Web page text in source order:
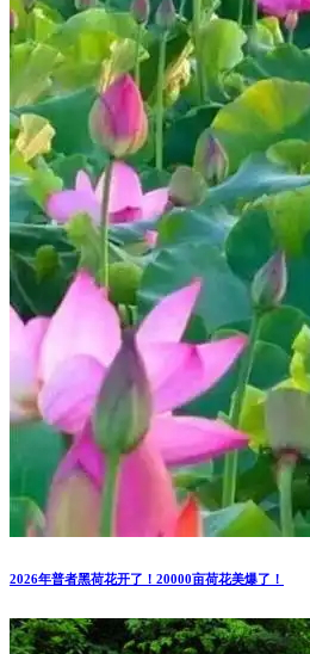
2026年普者黑荷花开了！20000亩荷花美爆了！